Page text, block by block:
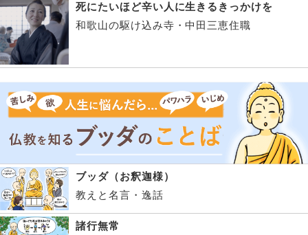
死にたいほど辛い人に生きるきっかけを
和歌山の駆け込み寺・中田三恵住職
ブッダ（お釈迦様）
教えと名言・逸話
諸行無常